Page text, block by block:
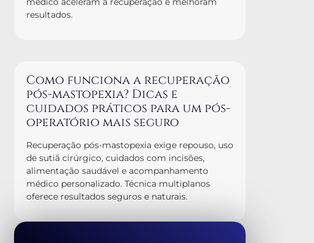
resultados.
Como funciona a recuperação
pós-mastopexia? Dicas e
cuidados práticos para um pós-
operatório mais seguro
Recuperação pós-mastopexia exige repouso, uso
de sutiã cirúrgico, cuidados com incisões,
alimentação saudável e acompanhamento
médico personalizado. Técnica multiplanos
oferece resultados seguros e naturais.